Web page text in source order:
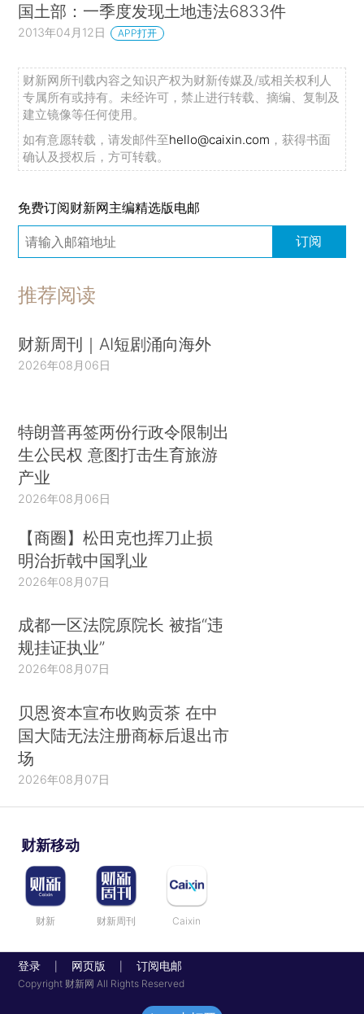
国土部：一季度发现土地违法6833件
2013年04月12日 APP打开
财新网所刊载内容之知识产权为财新传媒及/或相关权利人
专属所有或持有。未经许可，禁止进行转载、摘编、复制及
建立镜像等任何使用。
如有意愿转载，请发邮件至hello@caixin.com ，获得书面
确认及授权后，方可转载。
免费订阅财新网主编精选版电邮
订阅
推荐阅读
财新周刊｜AI短剧涌向海外
2026年08月06日
特朗普再签两份行政令限制出
生公民权 意图打击生育旅游
产业
2026年08月06日
【商圈】松田克也挥刀止损
明治折戟中国乳业
2026年08月07日
成都一区法院原院长 被指“违
规挂证执业”
2026年08月07日
贝恩资本宣布收购贡茶 在中
国大陆无法注册商标后退出市
场
2026年08月07日
财新移动
财新 财新周刊 Caixin
登录 网页版 订阅电邮
Copyright 财新网 All Rights Reserved